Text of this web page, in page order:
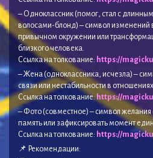
– Одноклассник (помог, стал с
волосами-блонд) – символ изменений
привычном окружении или
близкого человека.
Ссылка на толкование: https://
– Жена (одноклассника, исчезла) –
связи или нестабильности в отношениях.
Ссылка на толкование:https://
– Фото (совместное) – символ желания
память или зафиксировать момент
Ссылка на толкование: https://
📌 Рекомендации: